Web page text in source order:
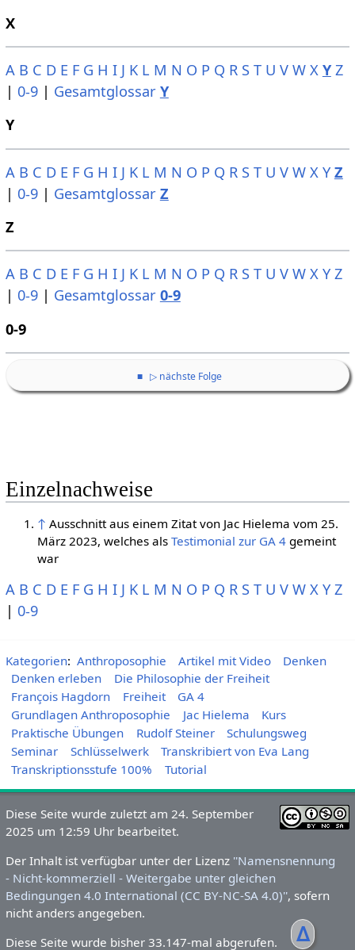
ᐃ
X
A B C D E F G H I J K L M N O P Q R S T U V W X Y Z
| 0-9| Gesamtglossar Y
Y
A B C D E F G H I J K L M N O P Q R S T U V W X Y Z
| 0-9| Gesamtglossar Z
Z
A B C D E F G H I J K L M N O P Q R S T U V W X Y Z
| 0-9| Gesamtglossar 0-9
0-9
■ ▷ nächste Folge
Einzelnachweise
↑ Ausschnitt aus einem Zitat von Jac Hielema vom 25.
März 2023, welches als Testimonial zur GA 4gemeint
war
A B C D E F G H I J K L M N O P Q R S T U V W X Y Z
| 0-9
Kategorien: Anthroposophie Artikel mit Video
Denken
Denken erleben
Die Philosophie der Freiheit
François Hagdorn
Freiheit
GA 4
Grundlagen Anthroposophie
Jac Hielema
Kurs
Praktische Übungen
Rudolf Steiner
Schulungsweg
Seminar
Schlüsselwerk
Transkribiert von Eva Lang
Transkriptionsstufe 100%
Tutorial
Diese Seite wurde zuletzt am 24. September
2025 um 12:59 Uhr bearbeitet.
Der Inhalt ist verfügbar unter der Lizenz ''Namensnennung
- Nicht-kommerziell - Weitergabe unter gleichen
Bedingungen 4.0 International (CC BY-NC-SA 4.0)'', sofern
nicht anders angegeben.
Diese Seite wurde bisher 33.147-mal abgerufen.